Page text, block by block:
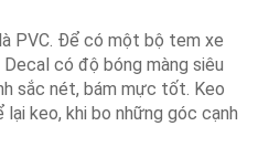
PVC. Để có một bộ tem xe
có độ bóng màng siêu
sắc nét, bám mực tốt. Keo
keo, khi bo những góc cạnh